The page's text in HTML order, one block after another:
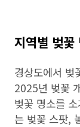
지역별 벚
경상도에서 벚
2025년 벚꽃
벚꽃 명소를
는 벚꽃 스팟,